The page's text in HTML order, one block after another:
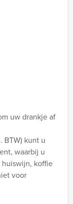
uw drankje af
BTW) kunt u
waarbij u
koffie
voor